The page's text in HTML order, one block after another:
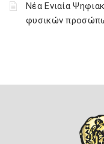
Νέα Ενιαία
φυσικών